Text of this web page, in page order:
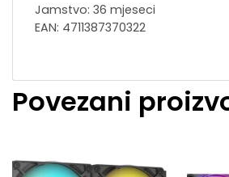
Jamstvo: 36 mjeseci
EAN: 4711387370322
Povezani